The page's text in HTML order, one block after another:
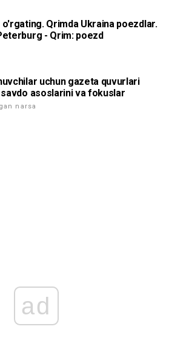
o'rgating. Qrimda Ukraina poezdlar.
- Qrim: poezd
uchun gazeta quvurlari
asoslarini va fokuslar
narsa
ad